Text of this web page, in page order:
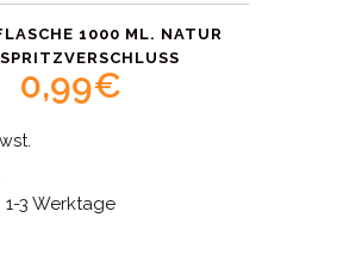
1000 ML. NATUR
0,99€
3 Werktage